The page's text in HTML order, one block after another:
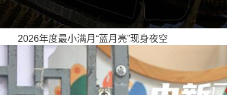
2026年度最小满月“蓝月亮”现身夜空